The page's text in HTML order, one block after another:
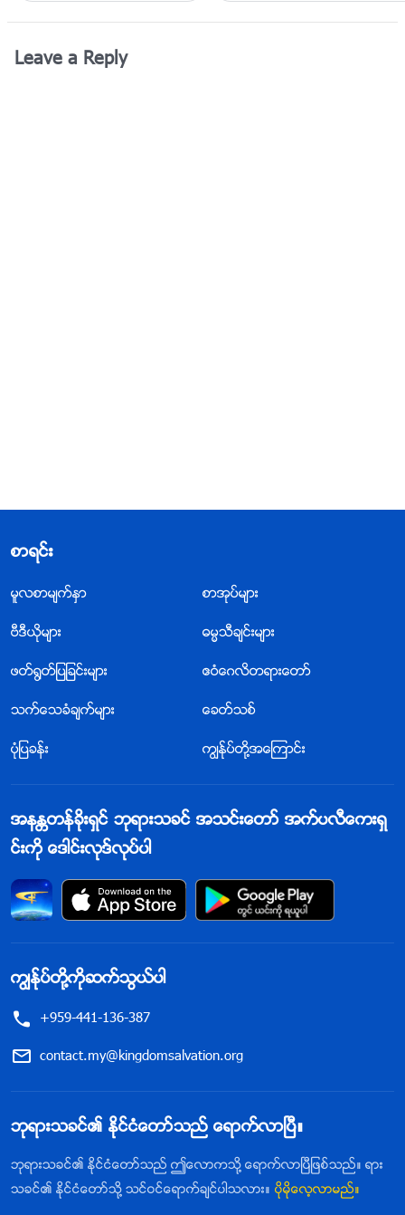
Leave a Reply
စာရင္း
မူလစာမ်က္ႏွာ စာအုပ္မ်ား
ဗီဒီယိုမ်ား ဓမၼသီခ်င္းမ်ား
ဖတ္႐ြတ္ျပျခင္းမ်ား ဧဝံေဂလိတရားေတာ္
သက္ေသခံခ်က္မ်ား ေခတ္သစ္
ပုံျပခန္း ကြၽန္ုပ္တို႔အေၾကာင္း
အနႏၲတန္ခိုးရွင္ ဘုရားသခင္ အသင္းေတာ္ အက္ပလီေကးရွ
င္းကို ေဒါင္းလုဒ္လုပ္ပါ
ကြၽန္ုပ္တို႔ကိုဆက္သြယ္ပါ
+959-441-136-387
contact.my@kingdomsalvation.org
ဘုရားသခင္၏ ႏိုင္ငံေတာ္သည္ ေရာက္လာၿပီ။
ဘုရားသခင္၏ ႏိုင္ငံေတာ္သည္ ဤေလာကသို႔ ေရာက္လာၿပီျဖစ္သည္။ ရား
သခင္၏ ႏိုင္ငံေတာ္သို႔ သင္ဝင္ေရာက္ခ်င္ပါသလား။ ပိုမိုေလ့လာမည္။